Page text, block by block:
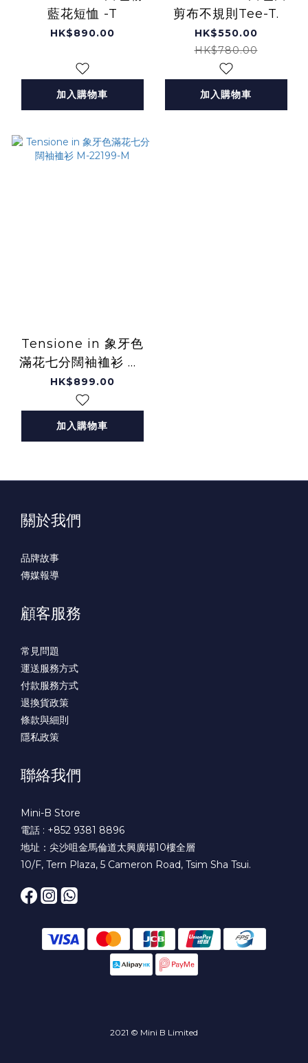
藍花短恤 -T
HK$890.00
加入購物車
剪布不規則Tee-T.
HK$550.00
HK$780.00
加入購物車
Tensione in 象牙色
滿花七分闊袖裇衫 M-
22199-M
HK$899.00
加入購物車
關於我們
品牌故事
傳媒報導
顧客服務
常見問題
運送服務方式
付款服務方式
退換貨政策
條款與細則
隱私政策
聯絡我們
Mini-B Store
電話 : +852 9381 8896
地址：尖沙咀金馬倫道太興廣場10樓全層
10/F, Tern Plaza, 5 Cameron Road, Tsim Sha Tsui.
2021 © Mini B Limited